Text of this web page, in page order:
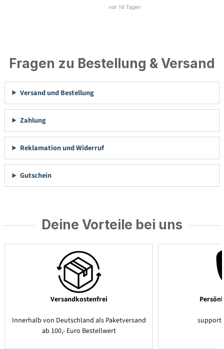
Fragen zu Bestellung & Versand
Versand und Bestellung
Zahlung
Reklamation und Widerruf
Gutschein
Deine Vorteile bei uns
Versandkostenfrei
Innerhalb von Deutschland als Paketversand
ab 100,- Euro Bestellwert